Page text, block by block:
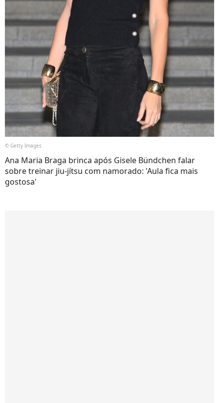
© Getty Images
Ana Maria Braga brinca após Gisele Bündchen falar
sobre treinar jiu-jítsu com namorado: 'Aula fica mais
gostosa'